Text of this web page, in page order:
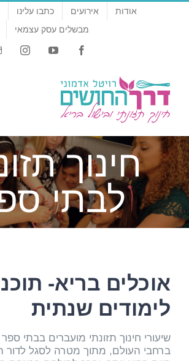
דלג
אודות אירועים כתבו עלינו
מבשלים עסק עצמאי
Facebook
YouTube
חינוך
לבתי
אוכלים בריא-
לימודים שנתית
שיעורי חינוך תזונתי מועברים בבתי
ברחבי העולם, מתוך מטרה לסגל לדור